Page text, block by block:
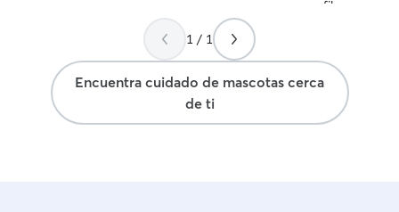
1 / 1
Encuentra cuidado de mascotas cerca
de ti